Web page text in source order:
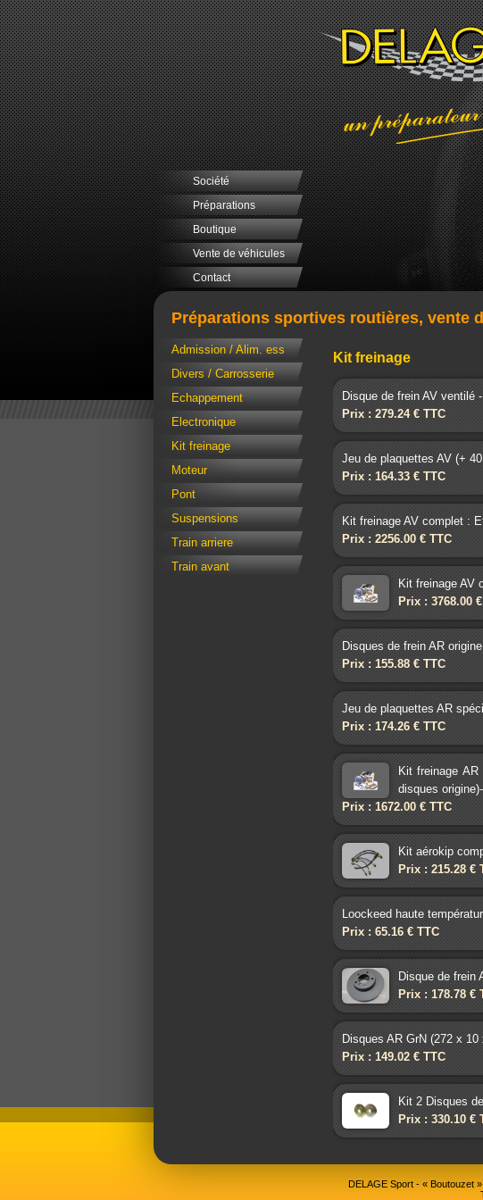
Société
Préparations
Boutique
Vente de véhicules
Contact
Préparations sportives routières, vente
Admission / Alim. ess
Divers / Carrosserie
Echappement
Electronique
Kit freinage
Moteur
Pont
Suspensions
Train arriere
Train avant
Kit freinage
Disque de frein AV ventilé
Prix : 279.24 € TTC
Jeu de plaquettes AV (+
Prix : 164.33 € TTC
Kit freinage AV complet :
Prix : 2256.00 € TTC
Kit freinage AV
Prix : 3768.00
Disques de frein AR
Prix : 155.88 € TTC
Jeu de plaquettes AR
Prix : 174.26 € TTC
Kit freinage
disques
Prix : 1672.00 € TTC
Kit aérokip
Prix : 215.28 €
Loockeed haute
Prix : 65.16 € TTC
Disque de frein
Prix : 178.78 €
Disques AR GrN (272 x
Prix : 149.02 € TTC
Kit 2 Disques
Prix : 330.10 €
DELAGE Sport - « Boutouzet